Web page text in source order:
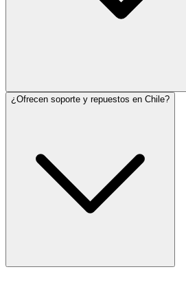
¿Ofrecen soporte y repuestos en Chile?